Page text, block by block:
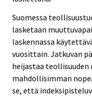
Suomessa
lasketaan
laskennassa
vuosittain. Jatkuvan
heijastaa teollisuuden
mahdollisimman
se, että